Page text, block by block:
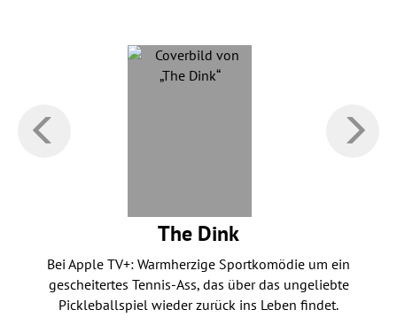
The Dink
Bei Apple TV+: Warmherzige Sportkomödie um ein
gescheitertes Tennis-Ass, das über das ungeliebte
Pickleballspiel wieder zurück ins Leben findet.